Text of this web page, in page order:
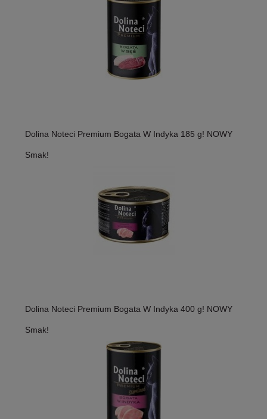
Dolina Noteci Premium Bogata W Indyka 185 g! NOWY
Smak!
Dolina Noteci Premium Bogata W Indyka 400 g! NOWY
Smak!